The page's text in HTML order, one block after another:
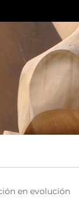
en evolución